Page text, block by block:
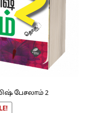
பேசலாம் 2